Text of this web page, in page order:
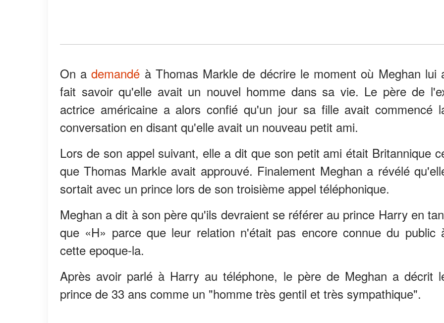
On ademandé à Thomas Markle de décrire le moment où Meghan lui
fait savoir qu'elle avait un nouvel homme dans sa vie. Le père de
actrice américaine a alors confié qu'un jour sa fille avait commencé
conversation en disant qu'elle avait un nouveau petit ami.
Lors de son appel suivant, elle a dit que son petit ami était Britannique
que Thomas Markle avait approuvé. Finalement Meghan a révélé
sortait avec un prince lors de son troisième appel téléphonique.
Meghan a dit à son père qu'ils devraient se référer au prince Harry en
que «H» parce que leur relation n'était pas encore connue du public
cette epoque-la.
Après avoir parlé à Harry au téléphone, le père de Meghan a décrit
prince de 33 ans comme un "homme très gentil et très sympathique".